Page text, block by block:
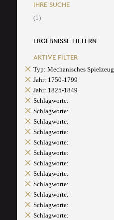
IHRE SUCHE
(1)
ERGEBNISSE FILTERN
AKTIVE FILTER
Typ: Mechanisches Spielzeug
Jahr: 1750-1799
Jahr: 1825-1849
Schlagworte:
Schlagworte:
Schlagworte:
Schlagworte:
Schlagworte:
Schlagworte:
Schlagworte:
Schlagworte:
Schlagworte:
Schlagworte:
Schlagworte:
Schlagworte: